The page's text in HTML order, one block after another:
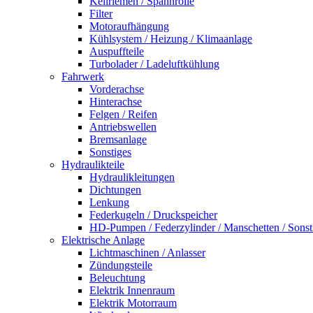
Filter
Motoraufhängung
Kühlsystem / Heizung / Klimaanlage
Auspuffteile
Turbolader / Ladeluftkühlung
Fahrwerk
Vorderachse
Hinterachse
Felgen / Reifen
Antriebswellen
Bremsanlage
Sonstiges
Hydraulikteile
Hydraulikleitungen
Dichtungen
Lenkung
Federkugeln / Druckspeicher
HD-Pumpen / Federzylinder / Manschetten /
Elektrische Anlage
Lichtmaschinen / Anlasser
Zündungsteile
Beleuchtung
Elektrik Innenraum
Elektrik Motorraum